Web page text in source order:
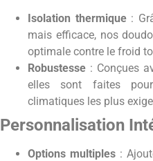
Isolation thermique:
mais efficace, nos
optimale contre le froid
Robustesse : Conçues
elles sont faites
climatiques les plus
Personnalisation
Options multiples: